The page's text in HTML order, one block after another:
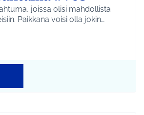
joissa olisi mahdollista
Paikkana voisi olla jokin…
mukaan: Hyrylä